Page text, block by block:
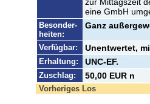
eine GmbH
Besonder-
heiten:
Ganz
Verfügbar: Unentwertet,
Erhaltung: UNC-EF.
Zuschlag: 50,00 EUR n
Vorheriges Los